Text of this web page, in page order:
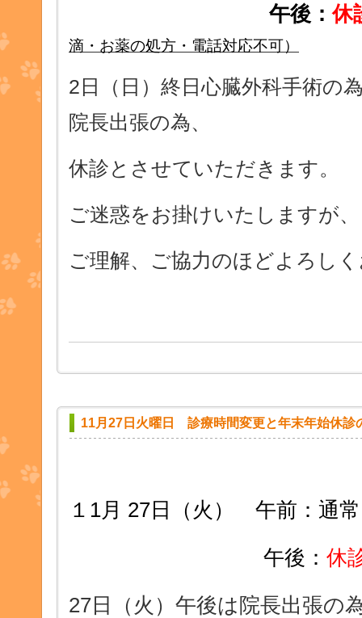
午後：休
滴・お薬の処方・電話対応不可）
2日（日）終日心臓外科手術の
院長出張の為、
休診とさせていただきます。
ご迷惑をお掛けいたしますが、
ご理解、ご協力のほどよろし
11月27日火曜日 診療時間変更と年末年始休診
１1月 27日（火） 午前
午後： 休
27日（火）午後は院長出張の